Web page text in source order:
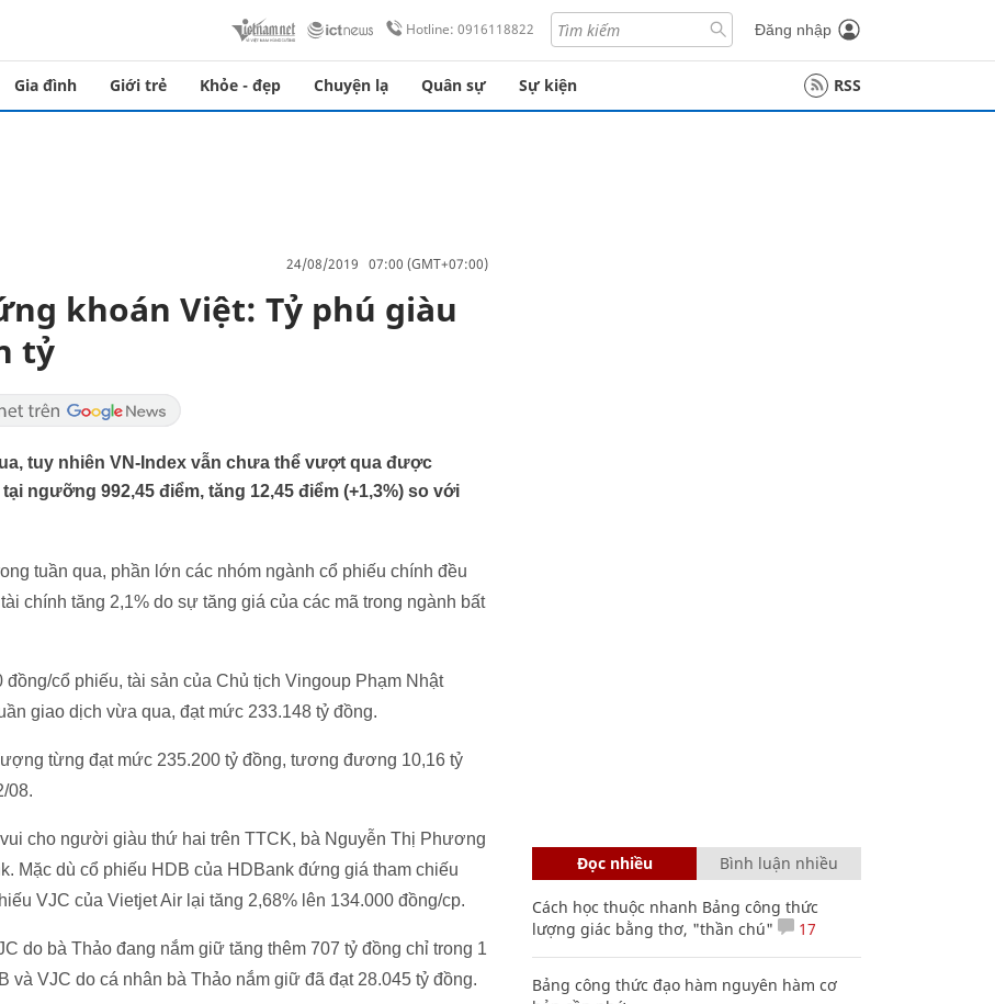
Hotline: 0916118822 Đăng nhập
Gia đình Giới trẻ Khỏe - đẹp Chuyện lạ Quân sự Sự kiện RSS
24/08/2019 07:00 (GMT+07:00)
khoán Việt: Tỷ phú giàu
tỷ
tuy nhiên VN-Index vẫn chưa thể vượt qua được
ngưỡng 992,45 điểm, tăng 12,45 điểm (+1,3%) so với
tuần qua, phần lớn các nhóm ngành cổ phiếu chính đều
chính tăng 2,1% do sự tăng giá của các mã trong ngành bất
cổ phiếu, tài sản của Chủ tịch Vingoup Phạm Nhật
giao dịch vừa qua, đạt mức 233.148 tỷ đồng.
từng đạt mức 235.200 tỷ đồng, tương đương 10,16 tỷ
08.
cho người giàu thứ hai trên TTCK, bà Nguyễn Thị Phương
Mặc dù cổ phiếu HDB của HDBank đứng giá tham chiếu
VJC của Vietjet Air lại tăng 2,68% lên 134.000 đồng/cp.
do bà Thảo đang nắm giữ tăng thêm 707 tỷ đồng chỉ trong 1
và VJC do cá nhân bà Thảo nắm giữ đã đạt 28.045 tỷ đồng.
Đọc nhiều Bình luận nhiều
Cách học thuộc nhanh Bảng công thức
lượng giác bằng thơ, "thần chú"
17
Bảng công thức đạo hàm nguyên hàm cơ